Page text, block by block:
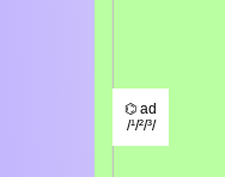
⌬ ad
/¹/²/³/